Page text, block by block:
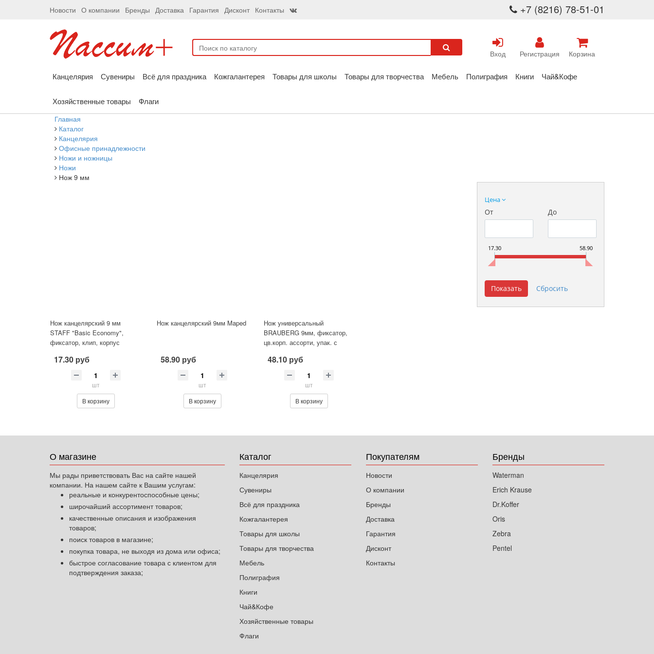
Новости О компании Бренды Доставка Гарантия Дисконт Контакты +7 (8216) 78-51-01
Вход Регистрация Корзина
Канцелярия Сувениры Всё для праздника Кожгалантерея Товары для школы Товары для творчества Мебель Полиграфия Книги Чай&Кофе
Хозяйственные товары Флаги
Главная
Каталог
Канцелярия
Офисные принадлежности
Ножи и ножницы
Ножи
Нож 9 мм
Цена
От До
17.30 58.90
Нож канцелярский 9 мм
STAFF "Basic Economy",
фиксатор, клип, корпус
17.30 руб
шт
В корзину
Нож канцелярский 9мм Maped
58.90 руб
шт
В корзину
Нож универсальный
BRAUBERG 9мм, фиксатор,
цв.корп. ассорти, упак. с
48.10 руб
шт
В корзину
О магазине
Мы рады приветствовать Вас на сайте нашей
компании. На нашем сайте к Вашим услугам:
реальные и конкурентоспособные цены;
широчайший ассортимент товаров;
качественные описания и изображения
товаров;
поиск товаров в магазине;
покупка товара, не выходя из дома или офиса;
быстрое согласование товара с клиентом для
подтверждения заказа;
Каталог
Канцелярия
Сувениры
Всё для праздника
Кожгалантерея
Товары для школы
Товары для творчества
Мебель
Полиграфия
Книги
Чай&Кофе
Хозяйственные товары
Флаги
Покупателям
Новости
О компании
Бренды
Доставка
Гарантия
Дисконт
Контакты
Бренды
Waterman
Erich Krause
Dr.Koffer
Oris
Zebra
Pentel